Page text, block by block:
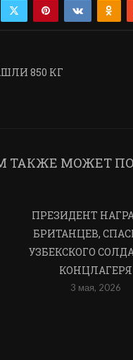
850 КГ
ТАКЖЕ МОЖЕТ
ПРЕЗИДЕНТ
БРИТАНЦЕВ,
УЗБЕКСКОГО
КОНЦЛАГЕРЯ
3 мая, 2026